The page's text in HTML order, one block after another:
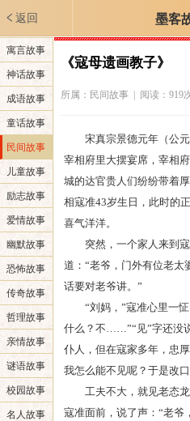
返回 墨客
寓言故事
神话故事
成语故事
童话故事
民间故事
儿童故事
励志故事
爱情故事
幽默故事
恐怖故事
传奇故事
哲理故事
亲情故事
谜语故事
校园故事
名人故事
《寇母遗画教子》
所属： 民间故事| 阅读：919
宋真宗景德元年（公
宰相府里大摆宴席，宰相
城的达官贵人们纷纷带着
相寇准43岁生日，此时的
喜气洋洋。
突然，一个家人来到
道：“老爷，门外有位老太
话要对老爷讲。”
“刘妈，”寇准心里一
什么？不……”“见”字还没
仆人，但在寇家多年，忠
我怎么能不见呢？于是改
工夫不大，就见老态
寇准面前，说了声：“老爷